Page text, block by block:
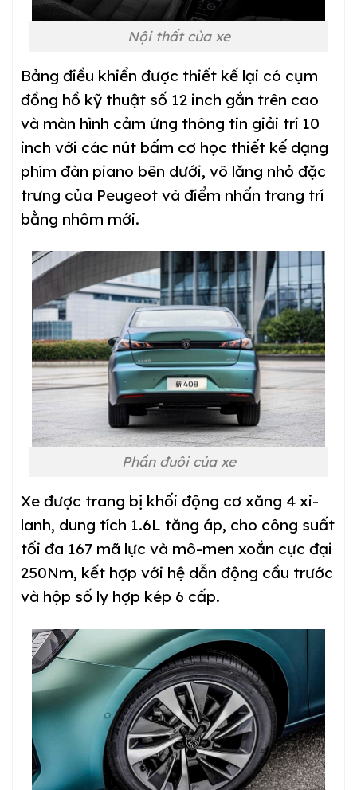
Nội thất của xe
Bảng điều khiển được thiết kế lại có cụm
đồng hồ kỹ thuật số 12 inch gắn trên cao
và màn hình cảm ứng thông tin giải trí 10
inch với các nút bấm cơ học thiết kế dạng
phím đàn piano bên dưới, vô lăng nhỏ đặc
trưng của Peugeot và điểm nhấn trang trí
bằng nhôm mới.
Phần đuôi của xe
Xe được trang bị khối động cơ xăng 4 xi-
lanh, dung tích 1.6L tăng áp, cho công suất
tối đa 167 mã lực và mô-men xoắn cực đại
250Nm, kết hợp với hệ dẫn động cầu trước
và hộp số ly hợp kép 6 cấp.